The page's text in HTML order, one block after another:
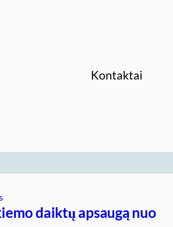
Kontaktai
daiktų apsaugą nuo